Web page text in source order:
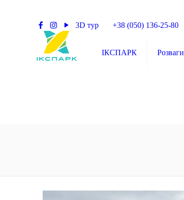
3D тур +38 (050) 136-25-80
ІКСПАРК Розваги